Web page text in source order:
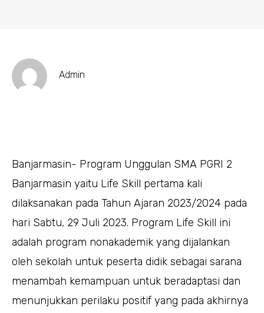
Admin
Banjarmasin- Program Unggulan SMA PGRI 2
Banjarmasin yaitu Life Skill pertama kali
dilaksanakan pada Tahun Ajaran 2023/2024 pada
hari Sabtu, 29 Juli 2023. Program Life Skill ini
adalah program nonakademik yang dijalankan
oleh sekolah untuk peserta didik sebagai sarana
menambah kemampuan untuk beradaptasi dan
menunjukkan perilaku positif yang pada akhirnya